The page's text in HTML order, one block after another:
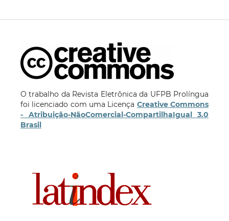
O trabalho da Revista Eletrônica da UFPB Prolíngua
foi licenciado com uma Licença Creative Commons
- Atribuição-NãoComercial-CompartilhaIgual 3.0
Brasil